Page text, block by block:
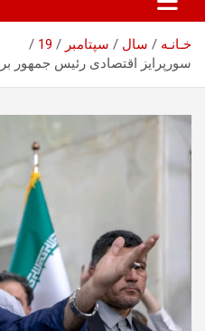
خـانـه سال سپتامبر
19
سورپرایز اقتصادی رئیس جمهور